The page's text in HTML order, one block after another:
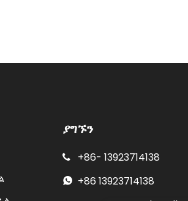
ያግኙን
 +86- 13923714138
 +86 13923714138